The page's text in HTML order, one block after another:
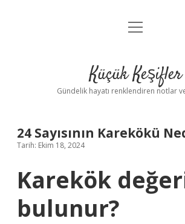
Anasayfa
Yasal Uyarı
menüyü
Küçük Keşifler
Gündelik hayatı renklendiren notlar
24 Sayısının Karekökü
Tarih: Ekim 18, 2024
Karekök
bulunur?